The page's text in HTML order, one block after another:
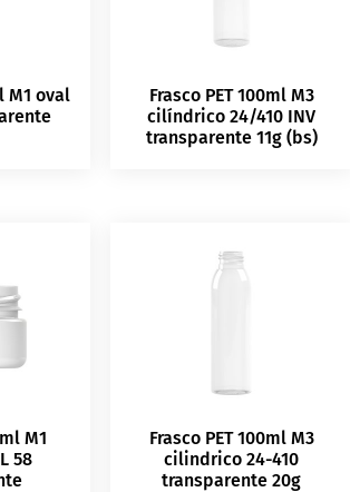
M1 oval
Frasco PET 100ml M3
cilíndrico 24/410 INV
transparente 11g (bs)
M1
58
Frasco PET 100ml M3
cilindrico 24-410
transparente 20g